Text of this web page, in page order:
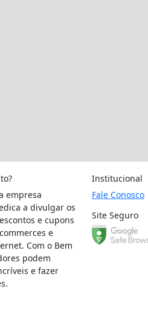
empresa
a divulgar os
e cupons
e
Com o Bem
podem
e fazer
Institucional
Fale Conosco
Site Seguro